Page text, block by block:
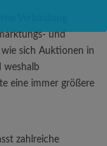
und
sich Auktionen in
weshalb
eine immer größere
zahlreiche